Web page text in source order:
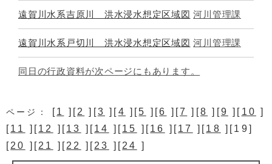
遠賀川水系吉原川 洪水浸水想定区域図 河川管理課
遠賀川水系戸切川 洪水浸水想定区域図 河川管理課
同日の行政資料が次ページにもあります。
ページ： [1 ][2 ][3 ][4 ][5 ][6 ][7 ][8 ][9 ][ 10 ]
[11 ][12 ][13 ][14 ][15 ][16 ][17 ][18 ][19]
[20 ][21 ][22 ][23 ][24 ]